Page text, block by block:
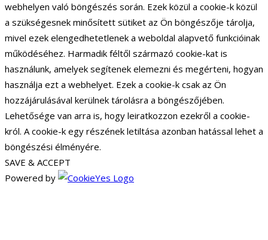
webhelyen való böngészés során. Ezek közül a cookie-k közül
a szükségesnek minősített sütiket az Ön böngészője tárolja,
mivel ezek elengedhetetlenek a weboldal alapvető funkcióinak
működéséhez. Harmadik féltől származó cookie-kat is
használunk, amelyek segítenek elemezni és megérteni, hogyan
használja ezt a webhelyet. Ezek a cookie-k csak az Ön
hozzájárulásával kerülnek tárolásra a böngészőjében.
Lehetősége van arra is, hogy leiratkozzon ezekről a cookie-
król. A cookie-k egy részének letiltása azonban hatással lehet a
böngészési élményére.
SAVE & ACCEPT
Powered by